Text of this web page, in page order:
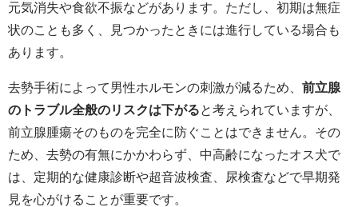
元気消失や食欲不振などがあります。ただし、初期は無症
状のことも多く、見つかったときには進行している場合も
あります。
去勢手術によって男性ホルモンの刺激が減るため、 前立腺
のトラブル全般のリスクは下がると考えられていますが、
前立腺腫瘍そのものを完全に防ぐことはできません。その
ため、去勢の有無にかかわらず、中高齢になったオス犬で
は、定期的な健康診断や超音波検査、尿検査などで早期発
見を心がけることが重要です。